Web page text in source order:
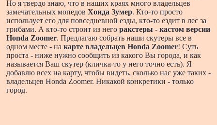
Но я твердо знаю, что в наших краях много владельцев
замечательных мопедов Хонда Зумер. Кто-то просто
использует его для повседневной езды, кто-то ездит в лес за
грибами. А кто-то строит из него ракстеры - кастом версии
Honda Zoomer. Предлагаю собрать наши скутеры все в
одном месте - на карте владельцев Honda Zoomer! Суть
проста - ниже нужно сообщить из какого Вы города, и как
называется Ваш скутер (кличка-то у него точно есть). Я
добавлю всех на карту, чтобы видеть, сколько нас уже таких -
владельцев Honda Zoomer. Никакой конкретики - только
город.